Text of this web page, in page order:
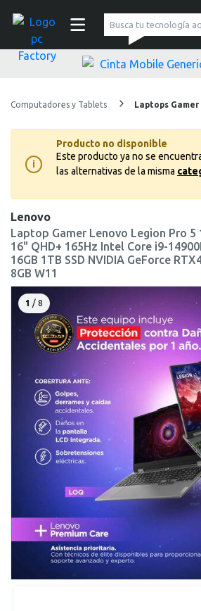
pc Factory
Computadores y Tablets Laptops Gamer
i
Producto no disponible
Este producto ya no se
las alternativas de la misma
Lenovo
Laptop Gamer Lenovo Legion Pro 5
16" QHD+ 165Hz Intel Core i9-
16GB 1TB SSD NVIDIA GeForce
8GB W11
1 / 8